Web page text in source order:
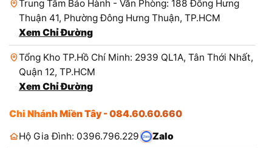
Trung Tâm Bảo Hành - Văn Phòng: 188 Đông Hưng
Thuận 41, Phường Đông Hưng Thuận, TP.HCM
Xem Chỉ Đường
Tổng Kho TP.Hồ Chí Minh: 2939 QL1A, Tân Thới Nhất,
Quận 12, TP.HCM
Xem Chỉ Đường
Chi Nhánh Miền Tây - 084.60.60.660
Hộ Gia Đình: 0396.796.229
Zalo